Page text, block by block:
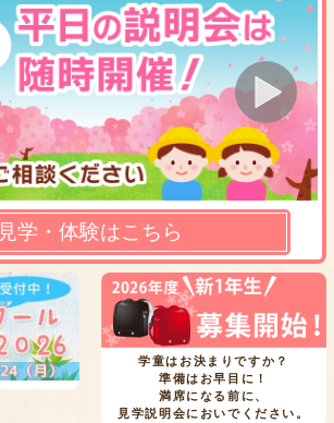
見学・体験はこちら
学童はお決まりですか？
準備はお早目に！
満席になる前に、
見学説明会においでください。